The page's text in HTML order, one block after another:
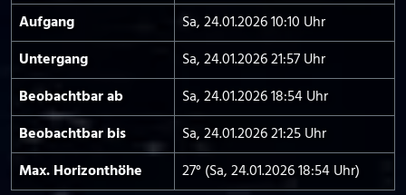
Aufgang
Sa, 24.01.2026 10:10 Uhr
Untergang
Sa, 24.01.2026 21:57 Uhr
Beobachtbar ab
Sa, 24.01.2026 18:54 Uhr
Beobachtbar bis
Sa, 24.01.2026 21:25 Uhr
Max. Horizont­höhe
27° (Sa, 24.01.2026 18:54 Uhr)